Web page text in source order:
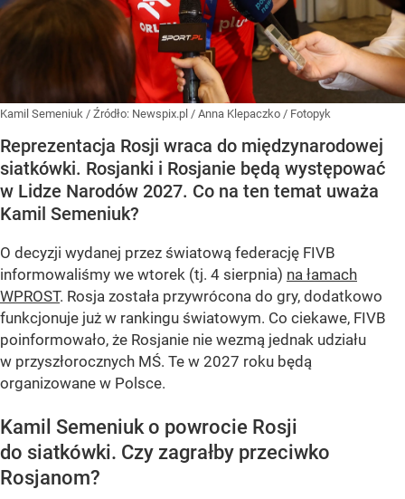
Kamil Semeniuk / Źródło: Newspix.pl / Anna Klepaczko / Fotopyk
Reprezentacja Rosji wraca do międzynarodowej
siatkówki. Rosjanki i Rosjanie będą występować
w Lidze Narodów 2027. Co na ten temat uważa
Kamil Semeniuk?
O decyzji wydanej przez światową federację FIVB
informowaliśmy we wtorek (tj. 4 sierpnia) na łamach
WPROST. Rosja została przywrócona do gry, dodatkowo
funkcjonuje już w rankingu światowym. Co ciekawe, FIVB
poinformowało, że Rosjanie nie wezmą jednak udziału
w przyszłorocznych MŚ. Te w 2027 roku będą
organizowane w Polsce.
Kamil Semeniuk o powrocie Rosji
do siatkówki. Czy zagrałby przeciwko
Rosjanom?